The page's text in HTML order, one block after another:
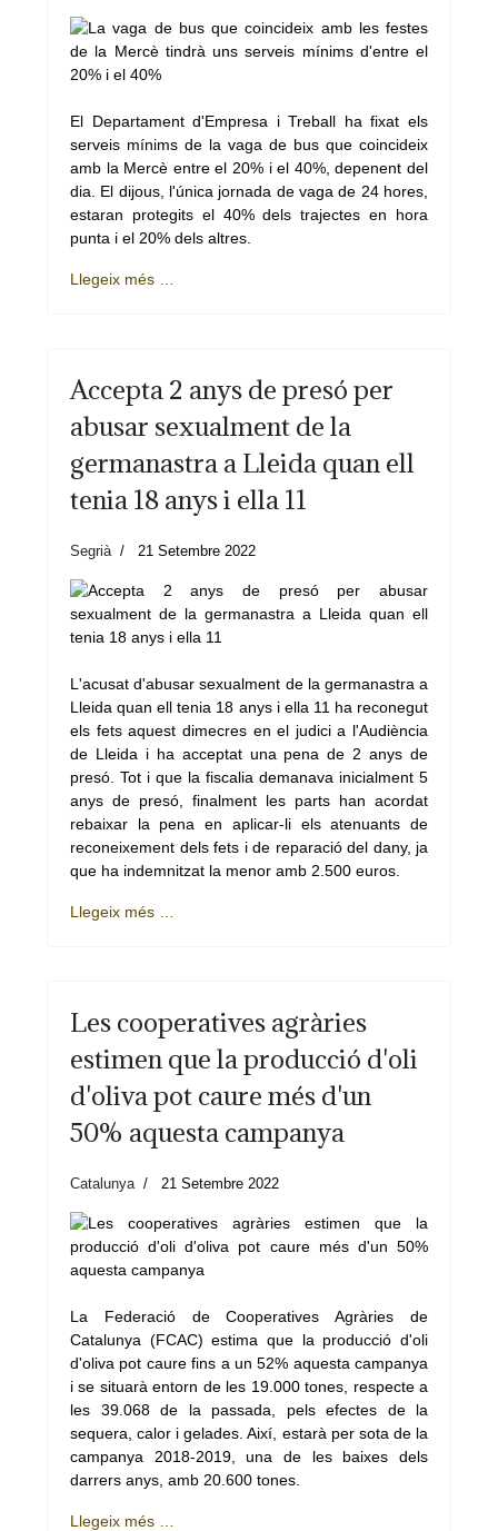
El Departament d'Empresa i Treball ha fixat els
serveis mínims de la vaga de bus que coincideix
amb la Mercè entre el 20% i el 40%, depenent del
dia. El dijous, l'única jornada de vaga de 24 hores,
estaran protegits el 40% dels trajectes en hora
punta i el 20% dels altres.
Llegeix més …
Accepta 2 anys de presó per
abusar sexualment de la
germanastra a Lleida quan ell
tenia 18 anys i ella 11
Segrià 21 Setembre 2022
L'acusat d'abusar sexualment de la germanastra a
Lleida quan ell tenia 18 anys i ella 11 ha reconegut
els fets aquest dimecres en el judici a l'Audiència
de Lleida i ha acceptat una pena de 2 anys de
presó. Tot i que la fiscalia demanava inicialment 5
anys de presó, finalment les parts han acordat
rebaixar la pena en aplicar-li els atenuants de
reconeixement dels fets i de reparació del dany, ja
que ha indemnitzat la menor amb 2.500 euros.
Llegeix més …
Les cooperatives agràries
estimen que la producció d'oli
d'oliva pot caure més d'un
50% aquesta campanya
Catalunya 21 Setembre 2022
La Federació de Cooperatives Agràries de
Catalunya (FCAC) estima que la producció d'oli
d'oliva pot caure fins a un 52% aquesta campanya
i se situarà entorn de les 19.000 tones, respecte a
les 39.068 de la passada, pels efectes de la
sequera, calor i gelades. Així, estarà per sota de la
campanya 2018-2019, una de les baixes dels
darrers anys, amb 20.600 tones.
Llegeix més …